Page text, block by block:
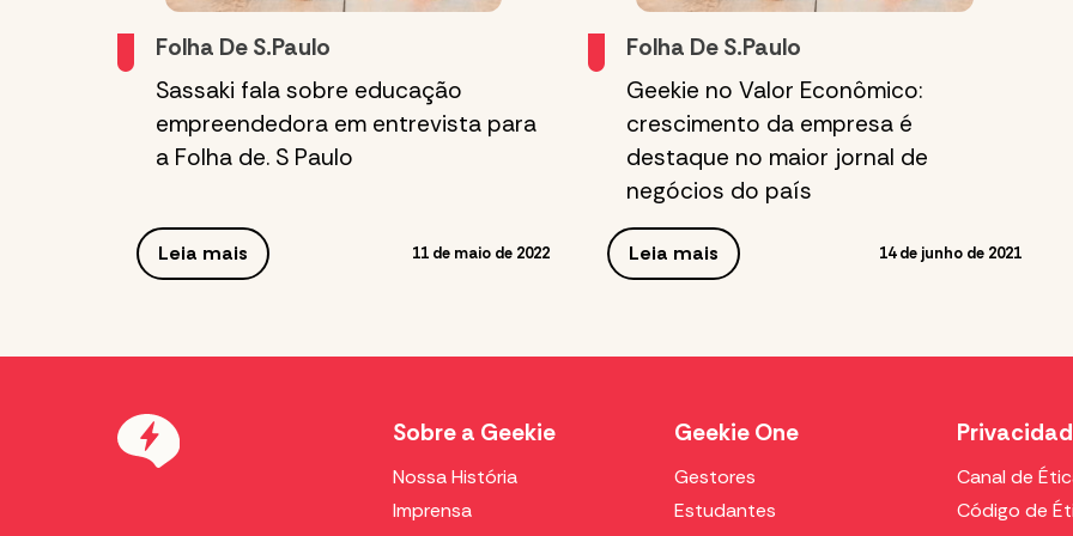
Folha De S.Paulo
Sassaki fala sobre educação
empreendedora em entrevista para
a Folha de. S Paulo
Leia mais 11 de maio de 2022
Folha De S.Paulo
Geekie no Valor Econômico:
crescimento da empresa é
destaque no maior jornal de
negócios do país
Leia mais 14 de junho de 2021
Sobre a Geekie
Nossa História
Imprensa
Geekie One
Gestores
Estudantes
Canal de
Código de